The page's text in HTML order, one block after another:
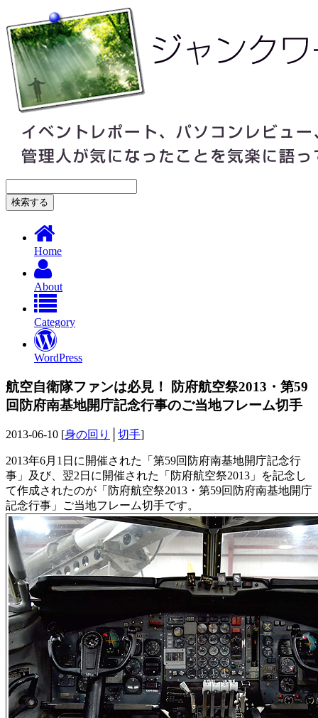
Home
About
Category
WordPress
航空自衛隊ファンは必見！ 防府航空祭2013・第59
回防府南基地開庁記念行事のご当地フレーム切手
2013-06-10 [身の回り 切手]
2013年6月1日に開催された「第59回防府南基地開庁記念行
事」及び、翌2日に開催された「防府航空祭2013」を記念し
て作成されたのが「防府航空祭2013・第59回防府南基地開庁
記念行事」ご当地フレーム切手です。